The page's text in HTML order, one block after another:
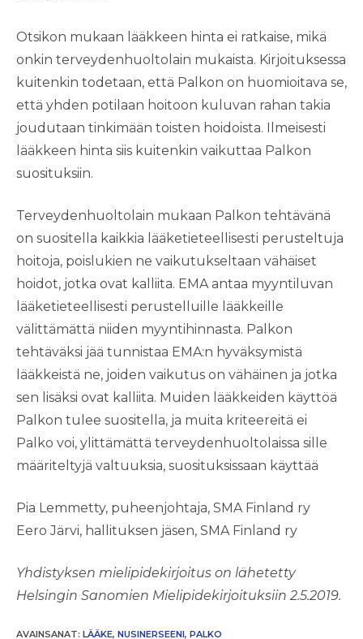
Otsikon mukaan lääkkeen hinta ei ratkaise, mikä
onkin terveydenhuoltolain mukaista. Kirjoituksessa
kuitenkin todetaan, että Palkon on huomioitava se,
että yhden potilaan hoitoon kuluvan rahan takia
joudutaan tinkimään toisten hoidoista. Ilmeisesti
lääkkeen hinta siis kuitenkin vaikuttaa Palkon
suosituksiin.
Terveydenhuoltolain mukaan Palkon tehtävänä
on suositella kaikkia lääketieteellisesti perusteltuja
hoitoja, poislukien ne vaikutukseltaan vähäiset
hoidot, jotka ovat kalliita. EMA antaa myyntiluvan
lääketieteellisesti perustelluille lääkkeille
välittämättä niiden myyntihinnasta. Palkon
tehtäväksi jää tunnistaa EMA:n hyväksymistä
lääkkeistä ne, joiden vaikutus on vähäinen ja jotka
sen lisäksi ovat kalliita. Muiden lääkkeiden käyttöä
Palkon tulee suositella, ja muita kriteereitä ei
Palko voi, ylittämättä terveydenhuoltolaissa sille
määriteltyjä valtuuksia, suosituksissaan käyttää
Pia Lemmetty, puheenjohtaja, SMA Finland ry
Eero Järvi, hallituksen jäsen, SMA Finland ry
Yhdistyksen mielipidekirjoitus on lähetetty
Helsingin Sanomien Mielipidekirjoituksiin 2.5.2019.
AVAINSANAT: LÄÄKE, NUSINERSEENI, PALKO